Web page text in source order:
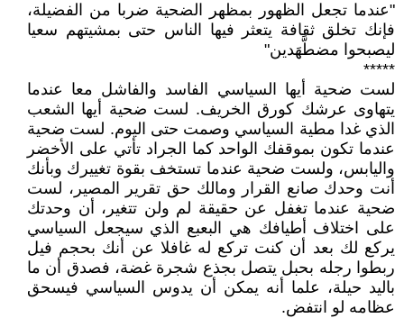
"عندما تجعل الظهور بمظهر الضحية ضربا من الفضيلة،
فإنك تخلق ثقافة يتعثر فيها الناس حتى بمشيتهم سعيا
ليصبحوا مضطَّهَدين"
*****
لست ضحية أيها السياسي الفاسد والفاشل معا عندما
يتهاوى عرشك كورق الخريف. لست ضحية أيها الشعب
الذي غدا مطية السياسي وصمت حتى اليوم. لست ضحية
عندما تكون بموقفك الواحد كما الجراد تأتي على الأخضر
واليابس، ولست ضحية عندما تستخف بقوة تغييرك وبأنك
أنت وحدك صانع القرار ومالك حق تقرير المصير، لست
ضحية عندما تغفل عن حقيقة لم ولن تتغير، أن وحدتك
على اختلاف أطيافك هي البعبع الذي سيجعل السياسي
يركع لك بعد أن كنت تركع له غافلا عن أنك بحجم فيل
ربطوا رجله بحبل يتصل بجذع شجرة غضة، فصدق أن ما
باليد حيلة، علما أنه يمكن أن يدوس السياسي فيسحق
عظامه لو انتفض.